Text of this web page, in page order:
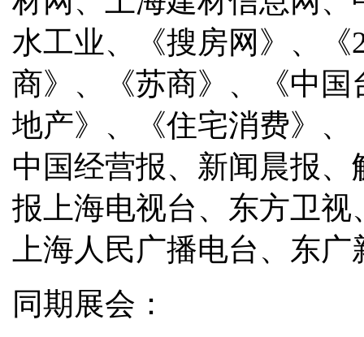
水工业、《搜房网》、
商》、《苏商》、《中
地产》、《住宅消费》
中国经营报、新闻晨报
报上海电视台、东方卫
上海人民广播电台、东
同期展会：